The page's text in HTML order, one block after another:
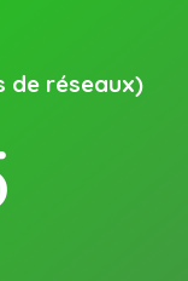
de réseaux)